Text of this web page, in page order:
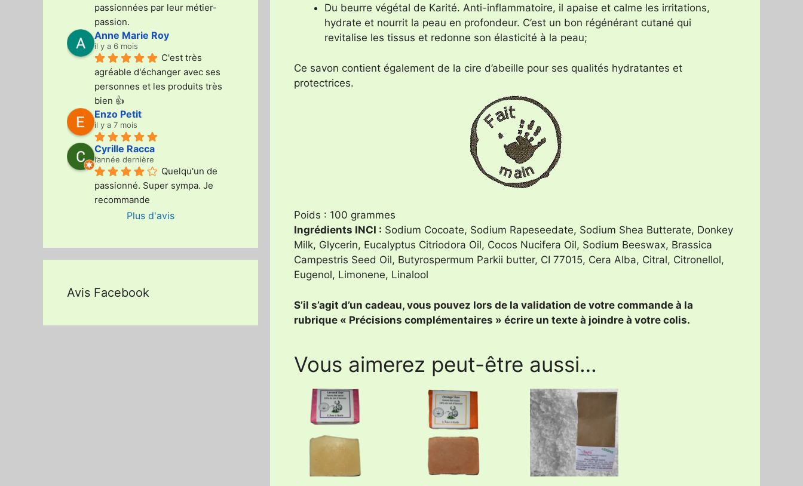
Du beurre végétal de Karité. Anti-inflammatoire, il apaise et calme les irritations,
hydrate et nourrit la peau en profondeur. C’est un bon régénérant cutané qui
revitalise les tissus et redonne son élasticité à la peau;
Ce savon contient également de la cire d’abeille pour ses qualités hydratantes et
protectrices.
Poids : 100 grammes
Ingrédients INCI : Sodium Cocoate, Sodium Rapeseedate, Sodium Shea Butterate, Donkey
Milk, Glycerin, Eucalyptus Citriodora Oil, Cocos Nucifera Oil, Sodium Beeswax, Brassica
Campestris Seed Oil, Butyrospermum Parkii butter, CI 77015, Cera Alba, Citral, Citronellol,
Eugenol, Limonene, Linalool
S’il s’agit d’un cadeau, vous pouvez lors de la validation de votre commande à la
rubrique « Précisions complémentaires » écrire un texte à joindre à votre colis.
Vous aimerez peut-être aussi…
passionnées par leur métier-
passion.
Anne Marie Roy
il y a 6 mois
C'est très
agréable d'échanger avec ses
personnes et les produits très
bien 👍
Enzo Petit
il y a 7 mois
Cyrille Racca
l’année dernière
Quelqu'un de
passionné. Super sympa. Je
recommande
Plus d'avis
Avis Facebook